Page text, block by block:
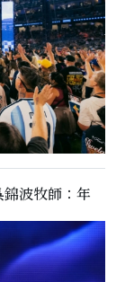
錦波牧師：年